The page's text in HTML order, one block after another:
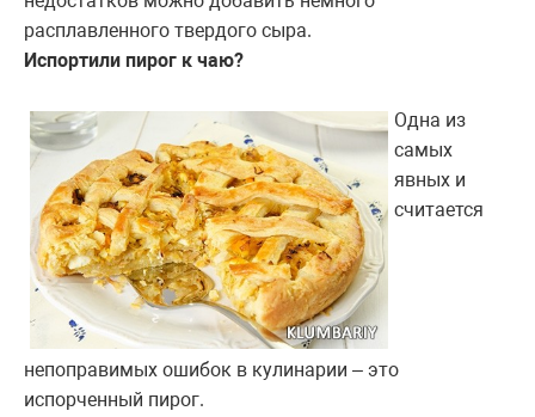
расплавленного твердого сыра.
Испортили пирог к чаю?
Одна из
самых
явных и
считается
непоправимых ошибок в кулинарии – это
испорченный пирог.